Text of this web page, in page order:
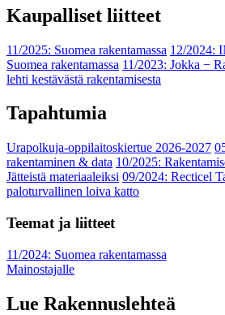
Kaupalliset liitteet
11/2025: Suomea rakentamassa 12/2024:
Suomea rakentamassa 11/2023: Jokka −
lehti kestävästä rakentamisesta
Tapahtumia
Urapolkuja-oppilaitoskiertue 2026-2027
rakentaminen & data 10/2025:
Jätteistä materiaaleiksi 09/2024: Recticel
paloturvallinen loiva katto
Teemat ja liitteet
11/2024: Suomea rakentamassa
Mainostajalle
Lue Rakennuslehteä